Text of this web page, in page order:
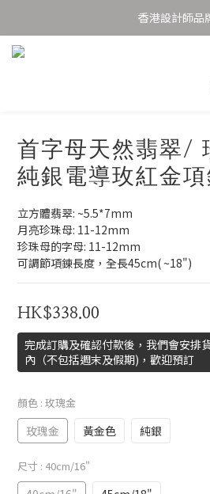
購物滿港幣1,000元香港
香港設計師品
首字母天然翡翠/
純銀電導玫紅金項
立方體翡翠: ~5.5*7mm
月亮珍珠母: 11-12mm
珍珠母的字母: 11-12mm
可調節項錬長度，全長45cm( ~18")
HK$338.00
完成訂購及確認付款後，我們會安排
內（不包括週末及假期)，歡迎預訂
顏色 : 玫瑰金
玫瑰金 黃金色 純銀
尺寸 : 40cm/16"